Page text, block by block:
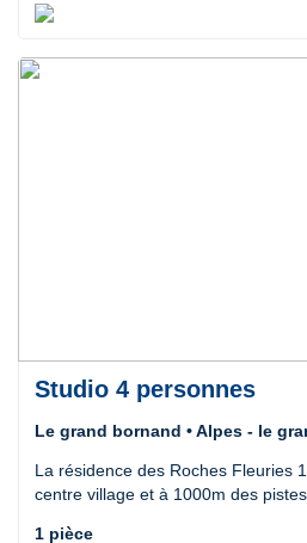
Studio 4 personnes
Le grand bornand • Alpes - le
La résidence des Roches Fleuries
centre village et à 1000m des
1 pièce